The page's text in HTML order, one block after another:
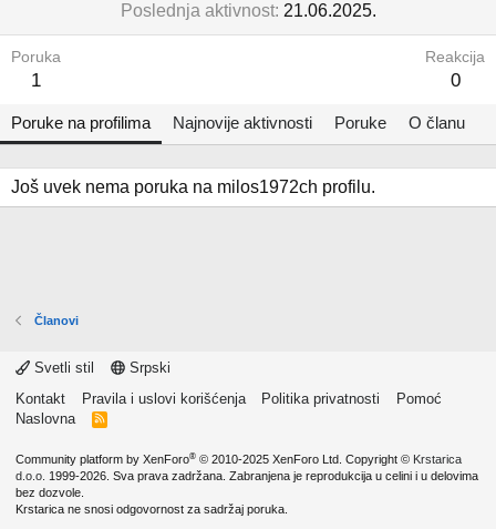
Poslednja aktivnost 21.06.2025.
Poruka
1
Reakcija
0
Poruke na profilima Najnovije aktivnosti Poruke O članu
Još uvek nema poruka na milos1972ch profilu.
Članovi
Svetli stil
Srpski
Kontakt
Pravila i uslovi korišćenja Politika privatnosti
Pomoć
Naslovna
R
Community platform by XenForo® © 2010-2025 XenForo Ltd. Copyright © Krstarica
d.o.o. 1999-2026. Sva prava zadržana. Zabranjena je reprodukcija u celini i u delovima
bez dozvole.
Krstarica ne snosi odgovornost za sadržaj poruka.